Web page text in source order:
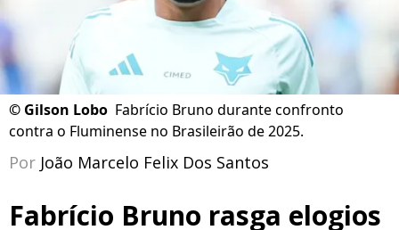
© Gilson Lobo Fabrício Bruno durante confronto
contra o Fluminense no Brasileirão de 2025.
Por João Marcelo Felix Dos Santos
Fabrício Bruno rasga elogios